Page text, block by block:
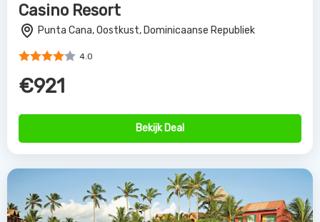
Casino Resort
Punta Cana, Oostkust, Dominicaanse Republiek
4.0
€921
Bekijk Deal